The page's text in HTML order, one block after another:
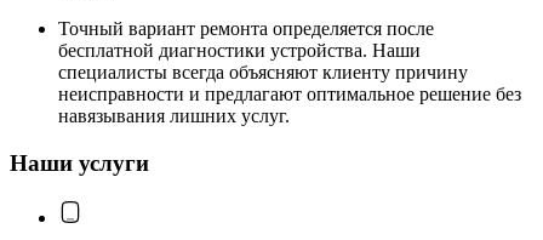
Точный вариант ремонта определяется после
бесплатной диагностики устройства. Наши
специалисты всегда объясняют клиенту причину
неисправности и предлагают оптимальное решение без
навязывания лишних услуг.
Наши услуги